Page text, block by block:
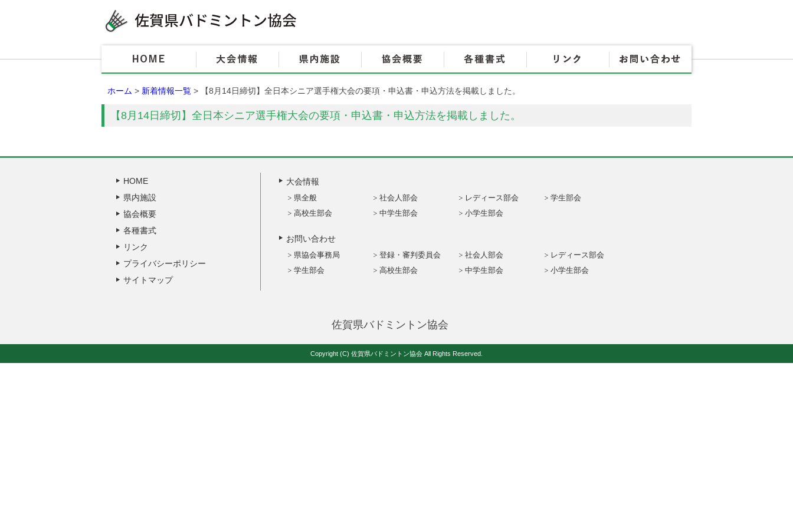
HOME 大会情報 県内施設 協会概要 各種書式
ホーム > 新着情報一覧 > 【8月14日締切】全日本シニア選手権大会の要項・申込書・申込方法を掲載しました。
【8月14日締切】全日本シニア選手権大会の要項・申込書・申込方法を掲載しました。
HOME
県内施設
協会概要
各種書式
リンク
プライバシーポリシー
サイトマップ
大会情報
県全般 社会人部会 レディース部会
学生部会
高校生部会
中学生部会 小学生部会
お問い合わせ
県協会事務局 登録・審判委員会 社会人部会
レディース部会
学生部会
高校生部会 中学生部会 小学生部会
佐賀県バドミントン協会
Copyright (C) 佐賀県バドミントン協会 All Rights Reserved.